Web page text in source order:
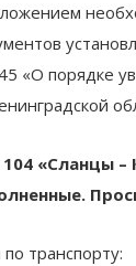
«О порядке
«Сланцы –
транспорту: